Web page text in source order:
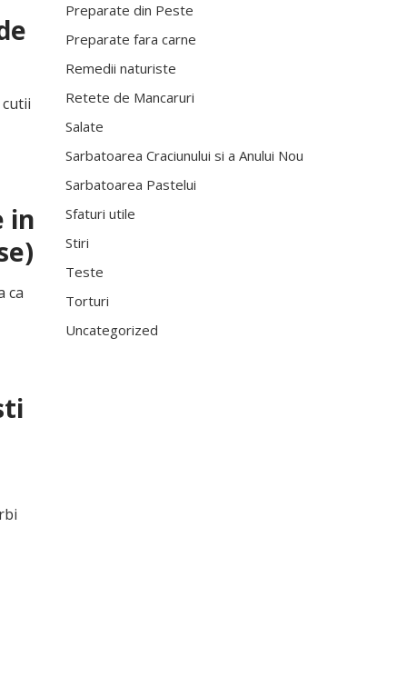
in
ca
Preparate din Peste
Preparate fara carne
Remedii naturiste
Retete de Mancaruri
Salate
Sarbatoarea Craciunului si a Anului Nou
Sarbatoarea Pastelui
Sfaturi utile
Stiri
Teste
Torturi
Uncategorized